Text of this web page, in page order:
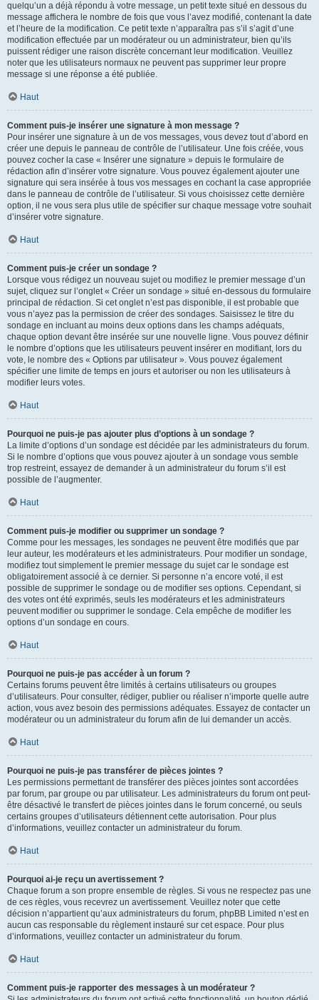
quelqu’un a déjà répondu à votre message, un petit texte situé en dessous du
message affichera le nombre de fois que vous l’avez modifié, contenant la date
et l’heure de la modification. Ce petit texte n’apparaîtra pas s’il s’agit d’une
modification effectuée par un modérateur ou un administrateur, bien qu’ils
puissent rédiger une raison discrète concernant leur modification. Veuillez
noter que les utilisateurs normaux ne peuvent pas supprimer leur propre
message si une réponse a été publiée.
Haut
Comment puis-je insérer une signature à mon message ?
Pour insérer une signature à un de vos messages, vous devez tout d’abord en
créer une depuis le panneau de contrôle de l’utilisateur. Une fois créée, vous
pouvez cocher la case « Insérer une signature » depuis le formulaire de
rédaction afin d’insérer votre signature. Vous pouvez également ajouter une
signature qui sera insérée à tous vos messages en cochant la case appropriée
dans le panneau de contrôle de l’utilisateur. Si vous choisissez cette dernière
option, il ne vous sera plus utile de spécifier sur chaque message votre souhait
d’insérer votre signature.
Haut
Comment puis-je créer un sondage ?
Lorsque vous rédigez un nouveau sujet ou modifiez le premier message d’un
sujet, cliquez sur l’onglet « Créer un sondage » situé en-dessous du formulaire
principal de rédaction. Si cet onglet n’est pas disponible, il est probable que
vous n’ayez pas la permission de créer des sondages. Saisissez le titre du
sondage en incluant au moins deux options dans les champs adéquats,
chaque option devant être insérée sur une nouvelle ligne. Vous pouvez définir
le nombre d’options que les utilisateurs peuvent insérer en modifiant, lors du
vote, le nombre des « Options par utilisateur ». Vous pouvez également
spécifier une limite de temps en jours et autoriser ou non les utilisateurs à
modifier leurs votes.
Haut
Pourquoi ne puis-je pas ajouter plus d’options à un sondage ?
La limite d’options d’un sondage est décidée par les administrateurs du forum.
Si le nombre d’options que vous pouvez ajouter à un sondage vous semble
trop restreint, essayez de demander à un administrateur du forum s’il est
possible de l’augmenter.
Haut
Comment puis-je modifier ou supprimer un sondage ?
Comme pour les messages, les sondages ne peuvent être modifiés que par
leur auteur, les modérateurs et les administrateurs. Pour modifier un sondage,
modifiez tout simplement le premier message du sujet car le sondage est
obligatoirement associé à ce dernier. Si personne n’a encore voté, il est
possible de supprimer le sondage ou de modifier ses options. Cependant, si
des votes ont été exprimés, seuls les modérateurs et les administrateurs
peuvent modifier ou supprimer le sondage. Cela empêche de modifier les
options d’un sondage en cours.
Haut
Pourquoi ne puis-je pas accéder à un forum ?
Certains forums peuvent être limités à certains utilisateurs ou groupes
d’utilisateurs. Pour consulter, rédiger, publier ou réaliser n’importe quelle autre
action, vous avez besoin des permissions adéquates. Essayez de contacter un
modérateur ou un administrateur du forum afin de lui demander un accès.
Haut
Pourquoi ne puis-je pas transférer de pièces jointes ?
Les permissions permettant de transférer des pièces jointes sont accordées
par forum, par groupe ou par utilisateur. Les administrateurs du forum ont peut-
être désactivé le transfert de pièces jointes dans le forum concerné, ou seuls
certains groupes d’utilisateurs détiennent cette autorisation. Pour plus
d’informations, veuillez contacter un administrateur du forum.
Haut
Pourquoi ai-je reçu un avertissement ?
Chaque forum a son propre ensemble de règles. Si vous ne respectez pas une
de ces règles, vous recevrez un avertissement. Veuillez noter que cette
décision n’appartient qu’aux administrateurs du forum, phpBB Limited n’est en
aucun cas responsable du règlement instauré sur cet espace. Pour plus
d’informations, veuillez contacter un administrateur du forum.
Haut
Comment puis-je rapporter des messages à un modérateur ?